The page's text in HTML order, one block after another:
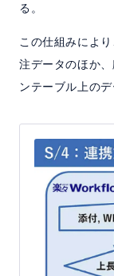
る。
この仕組みによ
注データのほか
ンテーブル上の